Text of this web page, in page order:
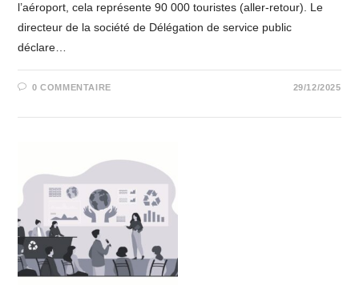
l’aéroport, cela représente 90 000 touristes (aller-retour). Le
directeur de la société de Délégation de service public
déclare…
0 COMMENTAIRE 29/12/2025